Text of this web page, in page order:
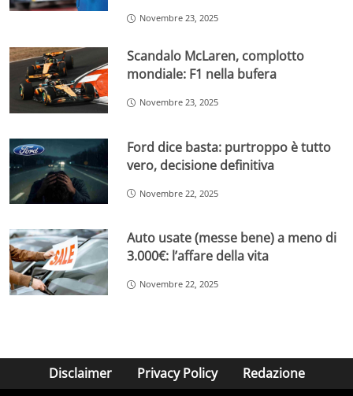
Novembre 23, 2025
Scandalo McLaren, complotto
mondiale: F1 nella bufera
Novembre 23, 2025
Ford dice basta: purtroppo è tutto
vero, decisione definitiva
Novembre 22, 2025
Auto usate (messe bene) a meno di
3.000€: l’affare della vita
Novembre 22, 2025
Disclaimer Privacy Policy Redazione